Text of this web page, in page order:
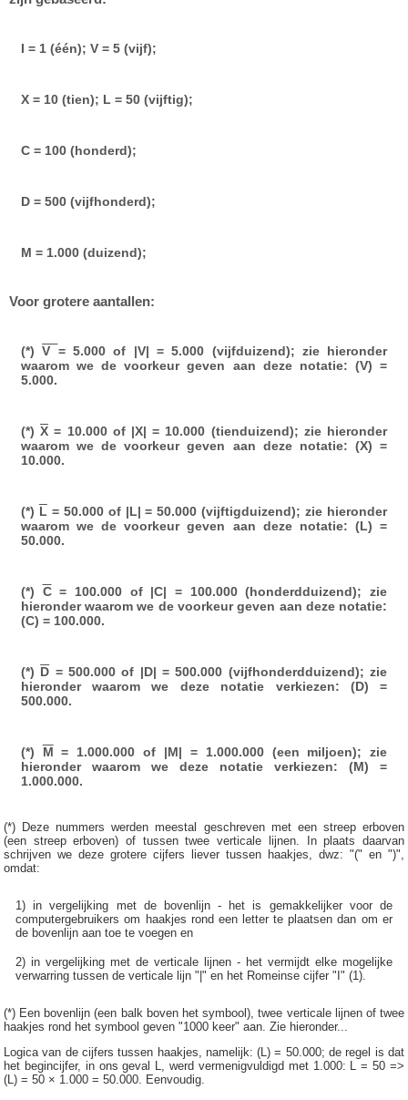
I = 1 (één); V = 5 (vijf);
X = 10 (tien); L = 50 (vijftig);
C = 100 (honderd);
D = 500 (vijfhonderd);
M = 1.000 (duizend);
Voor grotere aantallen:
(*)V = 5.000 of |V| = 5.000 (vijfduizend); zie hieronder
waarom we de voorkeur geven aan deze notatie: (V) =
5.000.
(*)X = 10.000 of |X| = 10.000 (tienduizend); zie hieronder
waarom we de voorkeur geven aan deze notatie: (X) =
10.000.
(*) L = 50.000 of |L| = 50.000 (vijftigduizend); zie hieronder
waarom we de voorkeur geven aan deze notatie: (L) =
50.000.
(*) C= 100.000 of |C| = 100.000 (honderdduizend); zie
hieronder waarom we de voorkeur geven aan deze notatie:
(C) = 100.000.
(*) D = 500.000 of |D| = 500.000 (vijfhonderdduizend); zie
hieronder waarom we deze notatie verkiezen: (D) =
500.000.
(*) M = 1.000.000 of |M| = 1.000.000 (een miljoen); zie
hieronder waarom we deze notatie verkiezen: (M) =
1.000.000.
(*) Deze nummers werden meestal geschreven met een streep erboven
(een streep erboven) of tussen twee verticale lijnen. In plaats daarvan
schrijven we deze grotere cijfers liever tussen haakjes, dwz: "(" en ")",
omdat:
1) in vergelijking met de bovenlijn - het is gemakkelijker voor de
computergebruikers om haakjes rond een letter te plaatsen dan om er
de bovenlijn aan toe te voegen en
2) in vergelijking met de verticale lijnen - het vermijdt elke mogelijke
verwarring tussen de verticale lijn "|" en het Romeinse cijfer "I" (1).
(*) Een bovenlijn (een balk boven het symbool), twee verticale lijnen of twee
haakjes rond het symbool geven "1000 keer" aan. Zie hieronder...
Logica van de cijfers tussen haakjes, namelijk: (L) = 50.000; de regel is dat
het begincijfer, in ons geval L, werd vermenigvuldigd met 1.000: L = 50 =>
(L) = 50 × 1.000 = 50.000. Eenvoudig.